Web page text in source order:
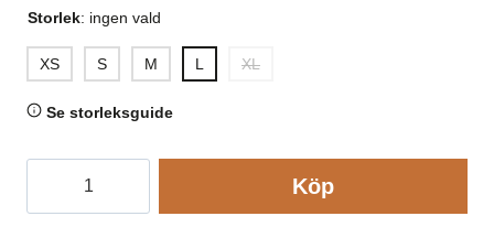
Storlek: ingen vald
XS S M L XL
Se storleksguide
Köp